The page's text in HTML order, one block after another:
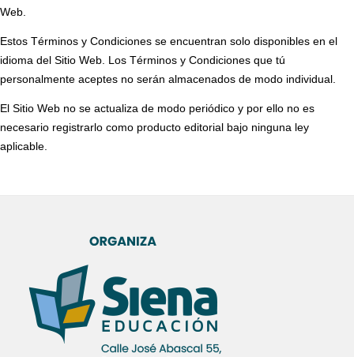
Web.
Estos Términos y Condiciones se encuentran solo disponibles en el
idioma del Sitio Web. Los Términos y Condiciones que tú
personalmente aceptes no serán almacenados de modo individual.
El Sitio Web no se actualiza de modo periódico y por ello no es
necesario registrarlo como producto editorial bajo ninguna ley
aplicable.